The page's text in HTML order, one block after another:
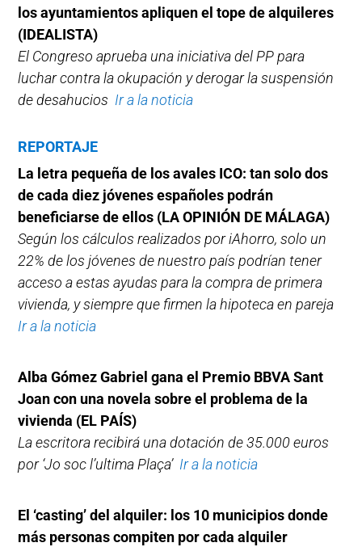
los ayuntamientos apliquen el tope de alquileres
(IDEALISTA)
El Congreso aprueba una iniciativa del PP para
luchar contra la okupación y derogar la suspensión
de desahucios Ir a la noticia
REPORTAJE
La letra pequeña de los avales ICO: tan solo dos
de cada diez jóvenes españoles podrán
beneficiarse de ellos (LA OPINIÓN DE MÁLAGA)
Según los cálculos realizados por iAhorro, solo un
22% de los jóvenes de nuestro país podrían tener
acceso a estas ayudas para la compra de primera
vivienda, y siempre que firmen la hipoteca en pareja
Ir a la noticia
Alba Gómez Gabriel gana el Premio BBVA Sant
Joan con una novela sobre el problema de la
vivienda (EL PAÍS)
La escritora recibirá una dotación de 35.000 euros
por ‘Jo soc l’ultima Plaça’ Ir a la noticia
El ‘casting’ del alquiler: los 10 municipios donde
más personas compiten por cada alquiler